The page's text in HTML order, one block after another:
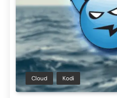
Cloud Kodi